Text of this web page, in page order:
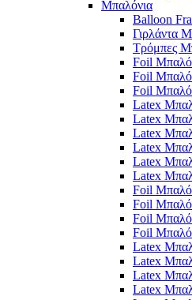
Μπαλόνια
Balloon
Γιρλάντα
Τρόμπες
Foil
Foil
Foil
Latex
Latex
Latex
Latex
Latex
Latex
Foil
Foil
Foil
Foil
Latex
Latex
Latex
Latex